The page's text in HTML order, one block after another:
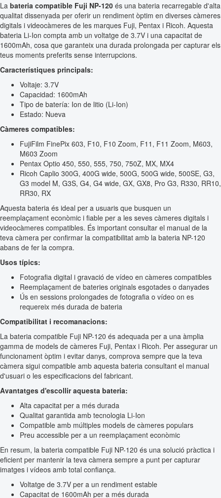
La bateria compatible Fuji NP-120 és una bateria recarregable d'alta
qualitat dissenyada per oferir un rendiment òptim en diverses càmeres
digitals i videocàmeres de les marques Fuji, Pentax i Ricoh. Aquesta
bateria Li-Ion compta amb un voltatge de 3.7V i una capacitat de
1600mAh, cosa que garanteix una durada prolongada per capturar els
teus moments preferits sense interrupcions.
Característiques principals:
Voltaje: 3.7V
Capacidad: 1600mAh
Tipo de batería: Ion de litio (Li-Ion)
Estado: Nueva
Càmeres compatibles:
FujiFilm FinePix 603, F10, F10 Zoom, F11, F11 Zoom, M603,
M603 Zoom
Pentax Optio 450, 550, 555, 750, 750Z, MX, MX4
Ricoh Caplio 300G, 400G wide, 500G, 500G wide, 500SE, G3,
G3 model M, G3S, G4, G4 wide, GX, GX8, Pro G3, R330, RR10,
RR30, RX
Aquesta bateria és ideal per a usuaris que busquen un
reemplaçament econòmic i fiable per a les seves càmeres digitals i
videocàmeres compatibles. És important consultar el manual de la
teva càmera per confirmar la compatibilitat amb la bateria NP-120
abans de fer la compra.
Usos típics:
Fotografia digital i gravació de vídeo en càmeres compatibles
Reemplaçament de bateries originals esgotades o danyades
Ús en sessions prolongades de fotografia o vídeo on es
requereix més durada de bateria
Compatibilitat i recomanacions:
La bateria compatible Fuji NP-120 és adequada per a una àmplia
gamma de models de càmeres Fuji, Pentax i Ricoh. Per assegurar un
funcionament òptim i evitar danys, comprova sempre que la teva
càmera sigui compatible amb aquesta bateria consultant el manual
d'usuari o les especificacions del fabricant.
Avantatges d'escollir aquesta bateria:
Alta capacitat per a més durada
Qualitat garantida amb tecnologia Li-Ion
Compatible amb múltiples models de càmeres populars
Preu accessible per a un reemplaçament econòmic
En resum, la bateria compatible Fuji NP-120 és una solució pràctica i
eficient per mantenir la teva càmera sempre a punt per capturar
imatges i vídeos amb total confiança.
Voltatge de 3.7V per a un rendiment estable
Capacitat de 1600mAh per a més durada